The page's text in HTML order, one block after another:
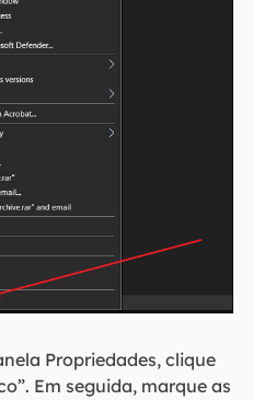
Propriedades, clique
Em seguida, marque as